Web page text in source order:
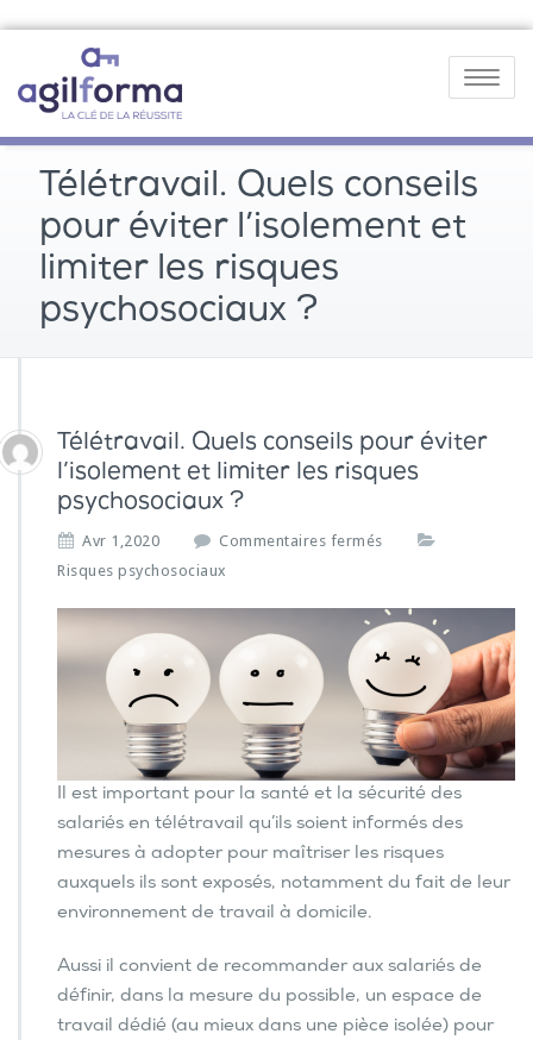
Toggle
Télétravail. Quels conseils
pour éviter l’isolement et
limiter les risques
psychosociaux ?
Télétravail. Quels conseils pour éviter
l’isolement et limiter les risques
psychosociaux ?
Avr 1,2020 Commentaires fermés
T
l
t
r
a
v
a
i
l.
Q
s
c
o
Risques psychosociaux
Il est important pour la santé et la sécurité des
salariés en télétravail qu’ils soient informés des
mesures à adopter pour maîtriser les risques
auxquels ils sont exposés, notamment du fait de leur
environnement de travail à domicile.
Aussi il convient de recommander aux salariés de
définir, dans la mesure du possible, un espace de
travail dédié (au mieux dans une pièce isolée) pour